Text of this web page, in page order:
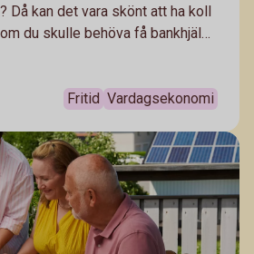
Då kan det vara skönt att ha koll
du skulle behöva få bankhjälp
Fritid Vardagsekonomi